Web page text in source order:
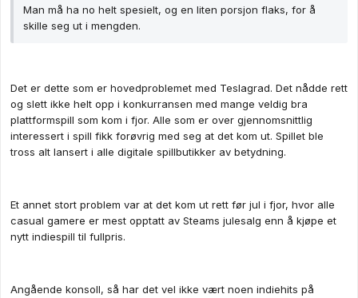
Man må ha no helt spesielt, og en liten porsjon flaks, for å
skille seg ut i mengden.
Det er dette som er hovedproblemet med Teslagrad. Det nådde rett
og slett ikke helt opp i konkurransen med mange veldig bra
plattformspill som kom i fjor. Alle som er over gjennomsnittlig
interessert i spill fikk forøvrig med seg at det kom ut. Spillet ble
tross alt lansert i alle digitale spillbutikker av betydning.
Et annet stort problem var at det kom ut rett før jul i fjor, hvor alle
casual gamere er mest opptatt av Steams julesalg enn å kjøpe et
nytt indiespill til fullpris.
Angående konsoll, så har det vel ikke vært noen indiehits på